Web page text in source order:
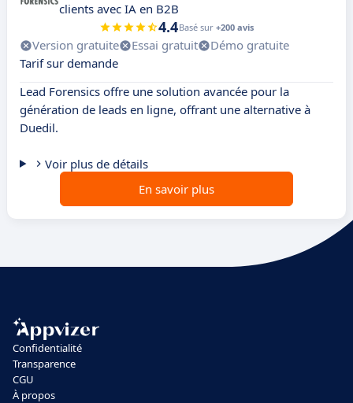
clients avec IA en B2B
4.4Basé sur +200 avis
Version gratuite Essai gratuit
Démo gratuite
Tarif sur demande
Lead Forensics offre une solution avancée pour la
génération de leads en ligne, offrant une alternative à
Duedil.
Voir plus de détails
En savoir plus
Confidentialité
Transparence
CGU
À propos